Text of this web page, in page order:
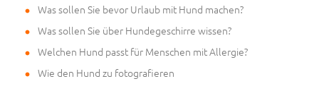
Was sollen Sie bevor Urlaub mit Hund machen?
Was sollen Sie über Hundegeschirre wissen?
Welchen Hund passt für Menschen mit Allergie?
Wie den Hund zu fotografieren